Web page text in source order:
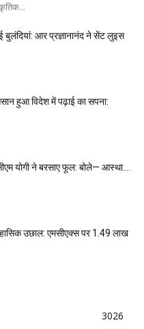
बुलंदियां: आर प्रज्ञानानंद ने सेंट लुइस
हुआ विदेश में पढ़ाई का सपना:
योगी ने बरसाए फूल: बोले— आस्था...
उछाल: एमसीएक्स पर 1.49 लाख
3026